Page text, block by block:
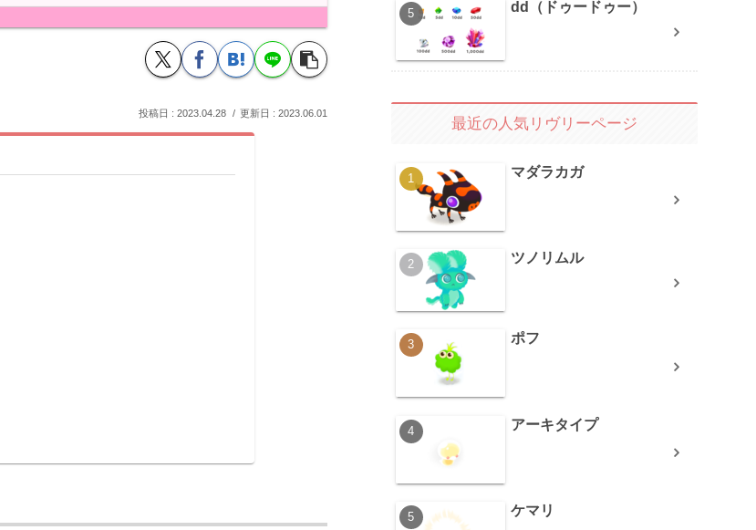
2023.04.28 2023.06.01
dd（ドゥードゥー）
最近の人気リヴリーページ
マダラカガ
ツノリムル
ポフ
アーキタイプ
ケマリ